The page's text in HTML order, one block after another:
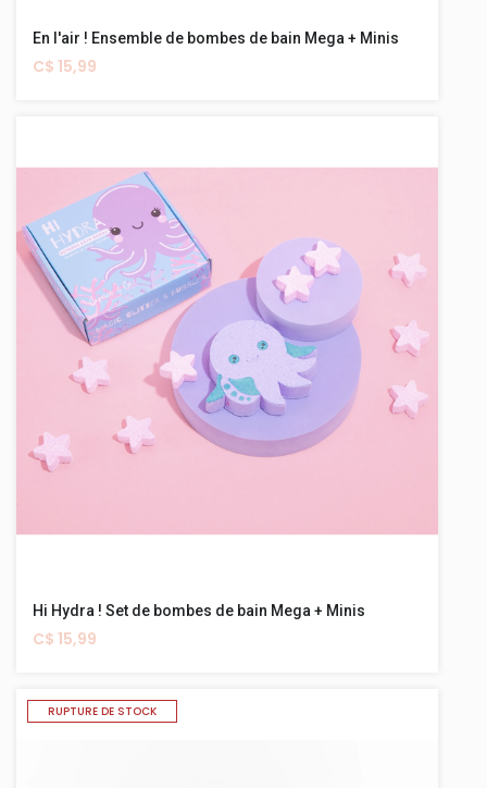
En l'air ! Ensemble de bombes de bain Mega + Minis
C$ 15,99
Hi Hydra ! Set de bombes de bain Mega + Minis
C$ 15,99
RUPTURE DE STOCK